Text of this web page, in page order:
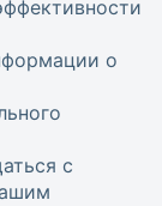
о
с